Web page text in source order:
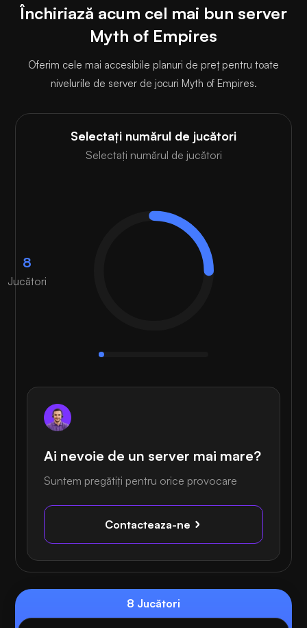
Închiriază acum cel mai bun server
Myth of Empires
Oferim cele mai accesibile planuri de preț pentru toate
nivelurile de server de jocuri Myth of Empires.
Selectați numărul de jucători
Selectați numărul de jucători
8
Jucători
Ai nevoie de un server mai mare?
Suntem pregătiți pentru orice provocare
Contacteaza-ne
8 Jucători